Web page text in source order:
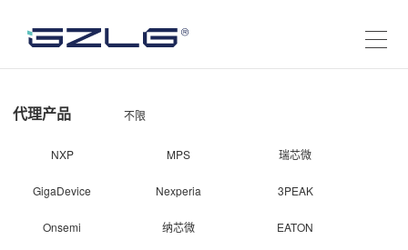
代理产品 不限
NXP MPS 瑞芯微
GigaDevice Nexperia 3PEAK
Onsemi 纳芯微 EATON